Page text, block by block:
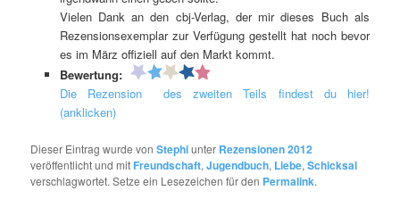
Vielen Dank an den cbj-Verlag, der mir dieses Buch als
Rezensionsexemplar zur Verfügung gestellt hat noch bevor
es im März offiziell auf den Markt kommt.
Bewertung:
Die Rezension des zweiten Teils findest du hier!
(anklicken)
Dieser Eintrag wurde vonStephiunter Rezensionen 2012
veröffentlicht und mit Freundschaft,Jugendbuch, Liebe,Schicksal
verschlagwortet. Setze ein Lesezeichen für den Permalink.